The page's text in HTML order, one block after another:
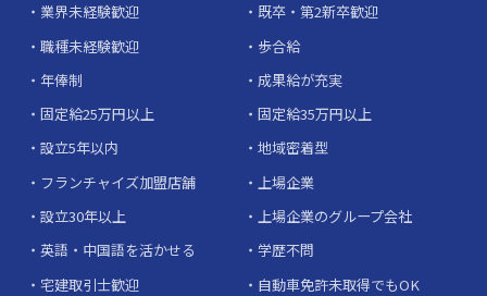
業界未経験歓迎
既卒・第2新卒歓迎
職種未経験歓迎
歩合給
年俸制
成果給が充実
固定給25万円以上
固定給35万円以上
設立5年以内
地域密着型
フランチャイズ加盟店舗
上場企業
設立30年以上
上場企業のグループ会社
英語・中国語を活かせる
学歴不問
宅建取引士歓迎
自動車免許未取得でもOK